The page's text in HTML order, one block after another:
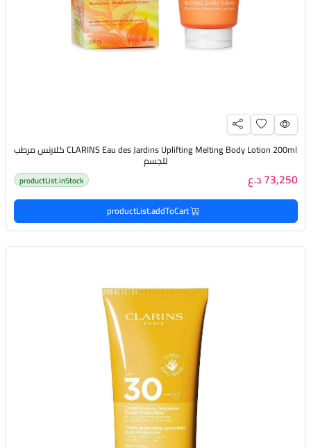
CLARINS Eau des Jardins Uplifting Melting Body Lotion 200ml كلارنس مرطب
للجسم
73,250 د.ع productList.inStock
productList.addToCart